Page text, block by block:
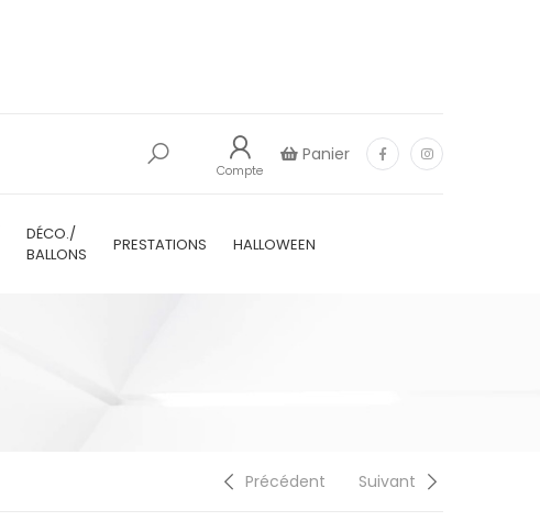
Compte
Panier
DÉCO./
BALLONS
PRESTATIONS HALLOWEEN
Précédent Suivant